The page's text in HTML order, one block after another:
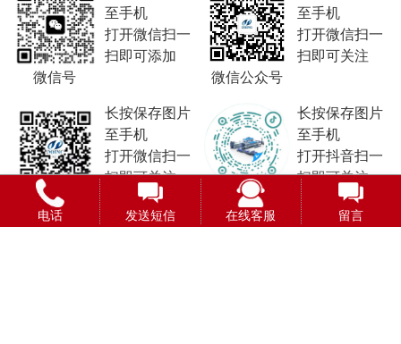
微信号
至手机
打开微信扫一
扫即可添加
微信公众号
至手机
打开微信扫一
扫即可关注
视频号
长按保存图片
至手机
打开微信扫一
扫即可关注
抖音号
长按保存图片
至手机
打开抖音扫一
扫即可关注
电话 发送短信 在线客服 留言